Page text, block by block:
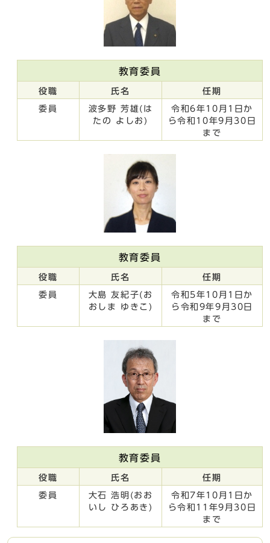
教育委員
役職 氏名 任期
委員
波多野 芳雄(は
たの よしお)
令和6年10月1日か
ら令和10年9月30日
まで
教育委員
役職 氏名 任期
委員
大島 友紀子(お
おしま ゆきこ)
令和5年10月1日か
ら令和9年9月30日
まで
教育委員
役職 氏名 任期
委員
大石 浩明(おお
いし ひろあき)
令和7年10月1日か
ら令和11年9月30日
まで